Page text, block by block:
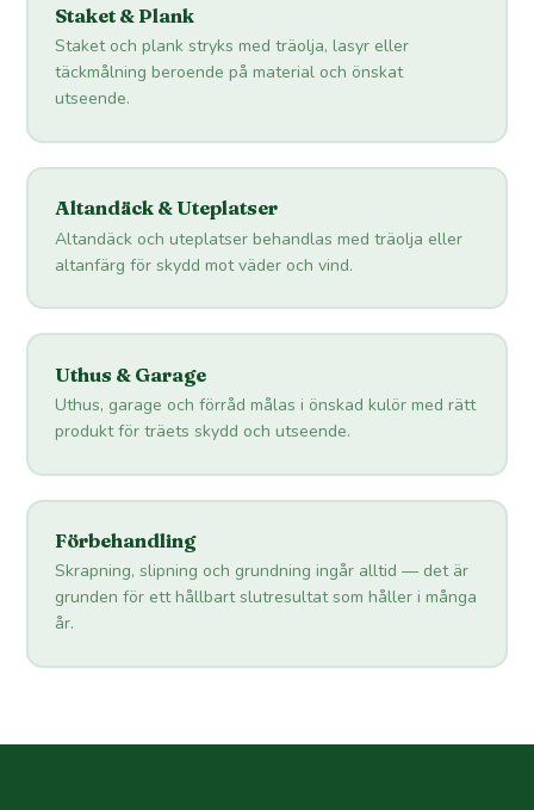
Staket & Plank
Staket och plank stryks med träolja, lasyr eller
täckmålning beroende på material och önskat
utseende.
Altandäck & Uteplatser
Altandäck och uteplatser behandlas med träolja eller
altanfärg för skydd mot väder och vind.
Uthus & Garage
Uthus, garage och förråd målas i önskad kulör med rätt
produkt för träets skydd och utseende.
Förbehandling
Skrapning, slipning och grundning ingår alltid — det är
grunden för ett hållbart slutresultat som håller i många
år.